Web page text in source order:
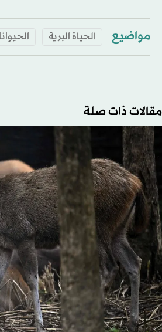
مواضيع الحياة البرية
مقالات ذات صلة